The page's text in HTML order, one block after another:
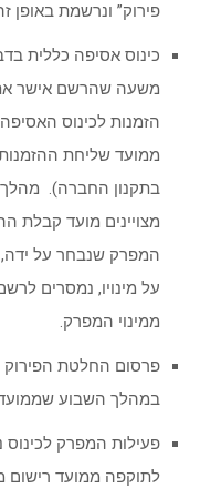
פירוק” ונרשמת באופן
כינוס אסיפה כללית
משעה שהרשם אישר את
הזמנות לכינוס
ממועד שליחת
בתקנון החברה). מהלך
מצויינים מועד קבלת
המפרק שנבחר על ידה,
על מינויו, נמסרים
ממינוי המפרק.
פרסום החלטת הפירוק
במהלך השבוע
פעילות המפרק לכינוס
לתוקפה ממועד רישום